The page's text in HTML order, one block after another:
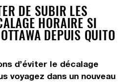
DE SUBIR LES
HORAIRE SI
DEPUIS QUITO
d’éviter le décalage
voyagez dans un nouveau